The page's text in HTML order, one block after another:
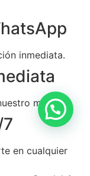
inmediata.
mariachi.
en cualquier